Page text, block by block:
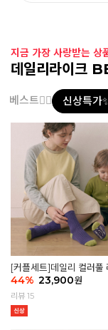
지금 가장 사랑받는 상
데일리라이크
베스트👍🏻 신상특가
[커플세트]데일리 컬러풀
6P & 우먼3P 삭스세트
44% 23,900원
리뷰 15